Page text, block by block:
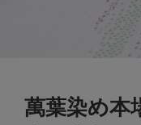
萬葉染め本